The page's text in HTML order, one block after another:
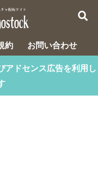
約
お問い合わせ
アドセンス広告を利用し